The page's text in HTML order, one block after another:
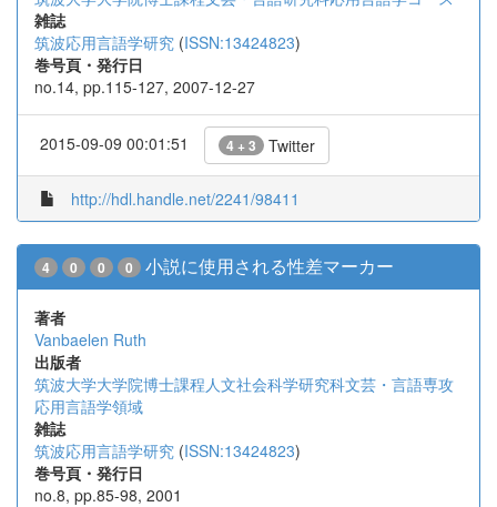
雑誌
筑波応用言語学研究 (ISSN:13424823)
巻号頁・発行日
no.14, pp.115-127, 2007-12-27
2015-09-09 00:01:51 4 + 3 Twitter
http://hdl.handle.net/2241/98411
4 0 0 0 小説に使用される性差マーカー
著者
Vanbaelen Ruth
出版者
筑波大学大学院博士課程人文社会科学研究科文芸・言語専攻
応用言語学領域
雑誌
筑波応用言語学研究 (ISSN:13424823)
巻号頁・発行日
no.8, pp.85-98, 2001